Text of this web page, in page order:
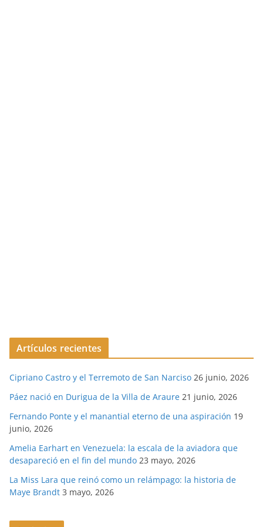
Artículos recientes
Cipriano Castro y el Terremoto de San Narciso 26 junio, 2026
Páez nació en Durigua de la Villa de Araure 21 junio, 2026
Fernando Ponte y el manantial eterno de una aspiración 19
junio, 2026
Amelia Earhart en Venezuela: la escala de la aviadora que
desapareció en el fin del mundo 23 mayo, 2026
La Miss Lara que reinó como un relámpago: la historia de
Maye Brandt 3 mayo, 2026